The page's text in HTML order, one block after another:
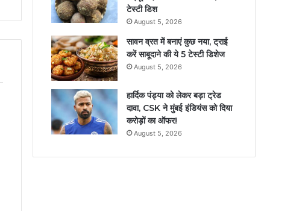
टेस्टी डिश
August 5, 2026
सावन व्रत में बनाएं कुछ नया, ट्राई
करें साबूदाने की ये 5 टेस्टी डिशेज
August 5, 2026
हार्दिक पंड्या को लेकर बड़ा ट्रेड
दावा, CSK ने मुंबई इंडियंस को दिया
करोड़ों का ऑफर!
August 5, 2026